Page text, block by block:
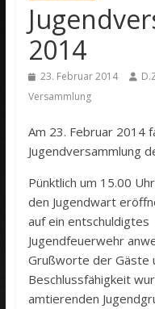
2014
23. Februar 2014
Versammlung
Am 23. Februar 2014
Jugendversammlung
Pünktlich um 15.00
den Jugendwart
auf ein
Jugendfeuerwehr
Grußworte der Gäste
Beschlussfähigkeit
amtierenden